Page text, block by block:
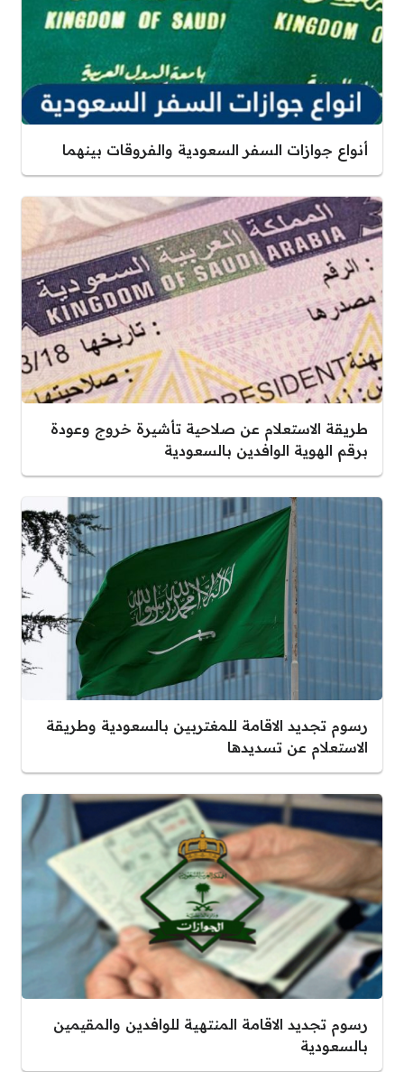
أنواع جوازات السفر السعودية والفروقات بينهما
طريقة الاستعلام عن صلاحية تأشيرة خروج وعودة
برقم الهوية الوافدين بالسعودية
رسوم تجديد الاقامة للمغتربين بالسعودية وطريقة
الاستعلام عن تسديدها
رسوم تجديد الاقامة المنتهية للوافدين والمقيمين
بالسعودية